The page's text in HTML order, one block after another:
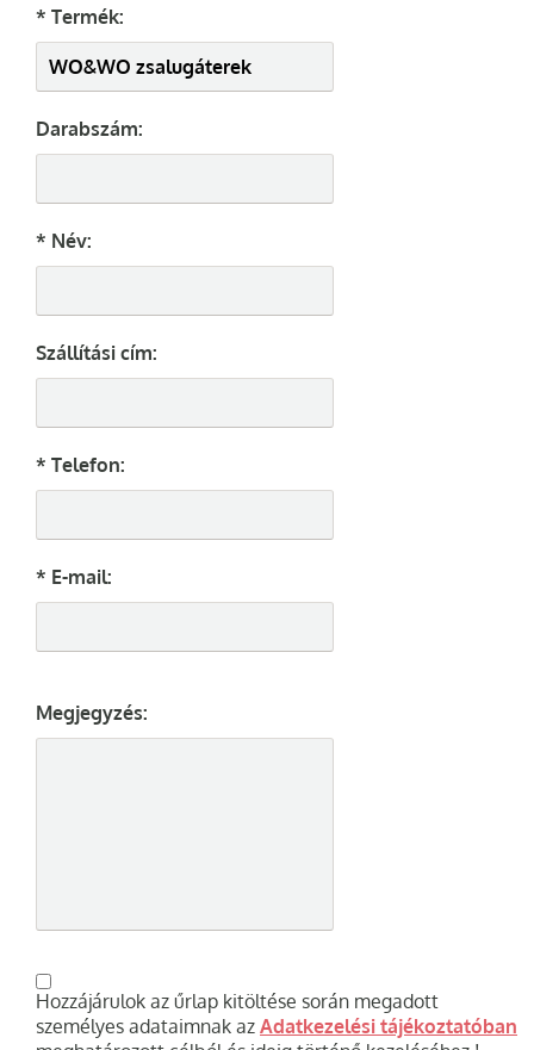
* Termék:
Darabszám:
* Név:
Szállítási cím:
* Telefon:
* E-mail:
Megjegyzés:
Hozzájárulok az űrlap kitöltése során megadott
személyes adataimnak az Adatkezelési tájékoztatóban